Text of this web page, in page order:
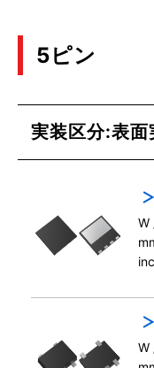
5ピン
実装区分:表面
W
W